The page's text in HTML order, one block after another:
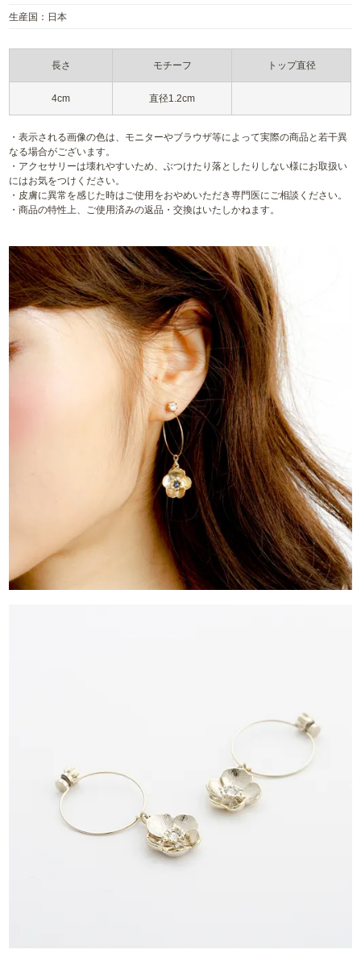
生産国：日本
長さ モチーフ トップ直径
4cm 直径1.2cm
・表示される画像の色は、モニターやブラウザ等によって実際の商品と若干異
なる場合がございます。
・アクセサリーは壊れやすいため、ぶつけたり落としたりしない様にお取扱い
にはお気をつけください。
・皮膚に異常を感じた時はご使用をおやめいただき専門医にご相談ください。
・商品の特性上、ご使用済みの返品・交換はいたしかねます。